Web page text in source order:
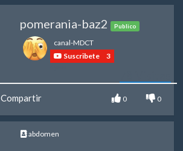
pomerania-baz2 Publico
canal-MDCT
Suscribete
3
Compartir 0
0
abdomen